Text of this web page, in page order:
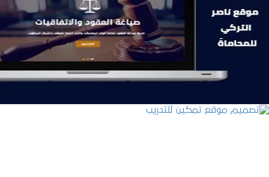
موقع ناصر التركي للمحاماة
التفاصيل